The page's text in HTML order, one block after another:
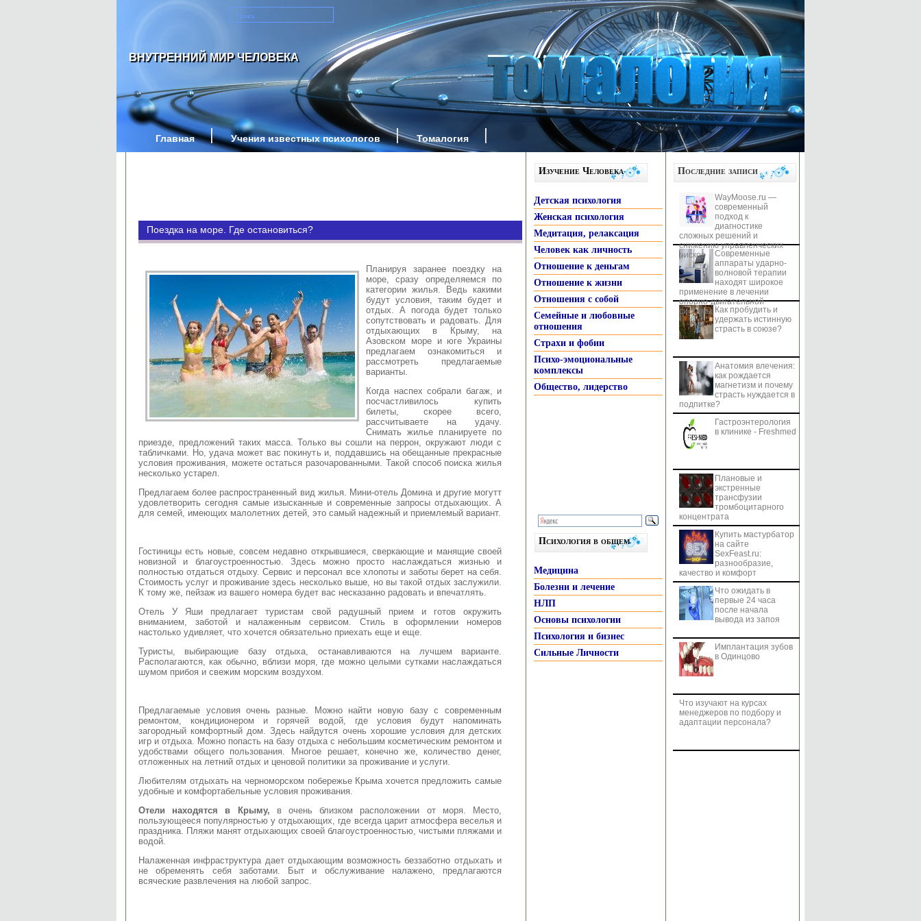
ВНУТРЕННИЙ МИР ЧЕЛОВЕКА
Главная Учения известных психологов Томалогия
Поездка на море. Где остановиться?
Планируя заранее поездку на
море, сразу определяемся по
категории жилья. Ведь какими
будут условия, таким будет и
отдых. А погода будет только
сопутствовать и радовать. Для
отдыхающих в Крыму,
на
Азовском море и юге Украины
предлагаем ознакомиться и
рассмотреть предлагаемые
варианты.
Когда наспех собрали багаж, и
посчастливилось купить
билеты, скорее всего,
рассчитываете на удачу.
Снимать жилье планируете по
приезде, предложений таких масса. Только вы сошли на перрон, окружают люди с
табличками. Но, удача может вас покинуть и, поддавшись на обещанные прекрасные
условия проживания, можете остаться разочарованными. Такой способ поиска жилья
несколько устарел.
Предлагаем более распространенный вид жилья. Мини-отель Домина и другие могутт
удовлетворить сегодня самые изысканные и современные запросы отдыхающих. А
для семей, имеющих малолетних детей, это самый надежный и приемлемый вариант.
Гостиницы есть новые, совсем недавно открывшиеся, сверкающие и манящие своей
новизной и благоустроенностью. Здесь можно просто наслаждаться жизнью и
полностью отдаться отдыху. Сервис и персонал все хлопоты и заботы берет на себя.
Стоимость услуг и проживание здесь несколько выше, но вы такой отдых заслужили.
К тому же, пейзаж из вашего номера будет вас несказанно радовать и впечатлять.
Отель У Яши предлагает туристам свой радушный прием и готов окружить
вниманием, заботой и налаженным сервисом. Стиль в оформлении номеров
настолько удивляет, что хочется обязательно приехать еще и еще.
Туристы, выбирающие базу отдыха, останавливаются на лучшем варианте.
Располагаются, как обычно, вблизи моря, где можно целыми сутками наслаждаться
шумом прибоя и свежим морским воздухом.
Предлагаемые условия очень разные. Можно найти новую базу с современным
ремонтом, кондиционером и горячей водой, где условия будут напоминать
загородный комфортный дом. Здесь найдутся очень хорошие условия для детских
игр и отдыха. Можно попасть на базу отдыха с небольшим косметическим ремонтом и
удобствами общего пользования. Многое решает, конечно же, количество денег,
отложенных на летний отдых и ценовой политики за проживание и услуги.
Любителям отдыхать на черноморском побережье Крыма хочется предложить самые
удобные и комфортабельные условия проживания.
Отели находятся в Крыму, в очень близком расположении от моря. Место,
пользующееся популярностью у отдыхающих, где всегда царит атмосфера веселья и
праздника. Пляжи манят отдыхающих своей благоустроенностью, чистыми пляжами и
водой.
Налаженная инфраструктура дает отдыхающим возможность беззаботно отдыхать и
не обременять себя заботами. Быт и обслуживание налажено, предлагаются
всяческие развлечения на любой запрос.
Изучение Человека
Детская психология
Женская психология
Медитация, релаксация
Человек как личность
Отношение к деньгам
Отношение к жизни
Отношения с собой
Семейные и любовные
отношения
Страхи и фобии
Психо-эмоциональные
комплексы
Общество, лидерство
Психология в общем
Медицина
Болезни и лечение
НЛП
Основы психологии
Психология и бизнес
Сильные Личности
Последние записи
WayMoose.ru —
современный
подход к
диагностике
сложных решений и
снижению управленческих
рисков
Современные
аппараты ударно-
волновой терапии
находят широкое
применение в лечении
опорно-двигательной
системы Как пробудить и
удержать истинную
страсть в союзе?
Анатомия влечения:
как рождается
магнетизм и почему
страсть нуждается в
подпитке?
Гастроэнтерология
в клинике - Freshmed
Плановые и
экстренные
трансфузии
тромбоцитарного
концентрата
Купить мастурбатор
на сайте
SexFeast.ru:
разнообразие,
качество и комфорт
Что ожидать в
первые 24 часа
после начала
вывода из запоя
Имплантация зубов
в Одинцово
Что изучают на курсах
менеджеров по подбору и
адаптации персонала?